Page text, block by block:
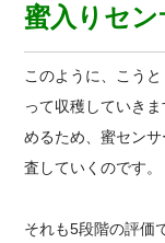
蜜入りセ
このように、こう
って収穫していき
めるため、蜜セン
査していくのです。
それも5段階の評価